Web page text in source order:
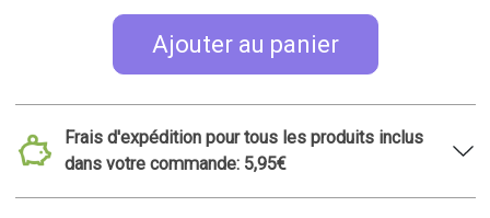
Ajouter au panier
Frais d'expédition pour tous les produits inclus
dans votre commande: 5,95€